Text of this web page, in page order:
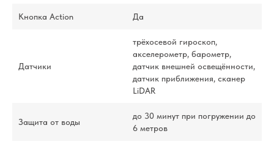
Кнопка Action Да
Датчики
трёхосевой гироскоп,
акселерометр, барометр,
датчик внешней освещённости,
датчик приближения, сканер
LiDAR
Защита от воды
до 30 минут при погружении до
6 метров